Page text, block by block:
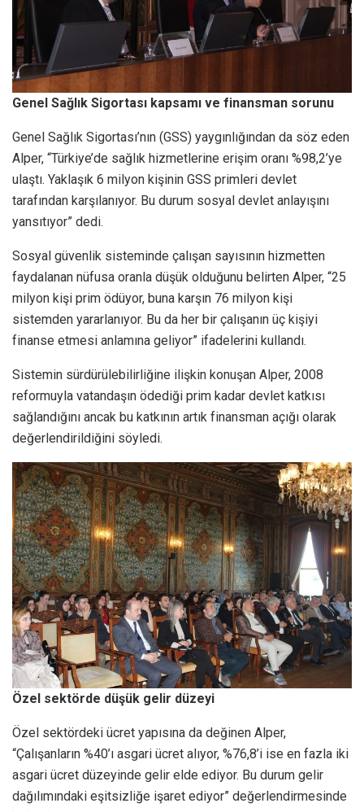
Genel Sağlık Sigortası kapsamı ve finansman sorunu
Genel Sağlık Sigortası’nın (GSS) yaygınlığından da söz eden
Alper, “Türkiye’de sağlık hizmetlerine erişim oranı %98,2’ye
ulaştı. Yaklaşık 6 milyon kişinin GSS primleri devlet
tarafından karşılanıyor. Bu durum sosyal devlet anlayışını
yansıtıyor” dedi.
Sosyal güvenlik sisteminde çalışan sayısının hizmetten
faydalanan nüfusa oranla düşük olduğunu belirten Alper, “25
milyon kişi prim ödüyor, buna karşın 76 milyon kişi
sistemden yararlanıyor. Bu da her bir çalışanın üç kişiyi
finanse etmesi anlamına geliyor” ifadelerini kullandı.
Sistemin sürdürülebilirliğine ilişkin konuşan Alper, 2008
reformuyla vatandaşın ödediği prim kadar devlet katkısı
sağlandığını ancak bu katkının artık finansman açığı olarak
değerlendirildiğini söyledi.
Özel sektörde düşük gelir düzeyi
Özel sektördeki ücret yapısına da değinen Alper,
“Çalışanların %40’ı asgari ücret alıyor, %76,8’i ise en fazla iki
asgari ücret düzeyinde gelir elde ediyor. Bu durum gelir
dağılımındaki eşitsizliğe işaret ediyor” değerlendirmesinde